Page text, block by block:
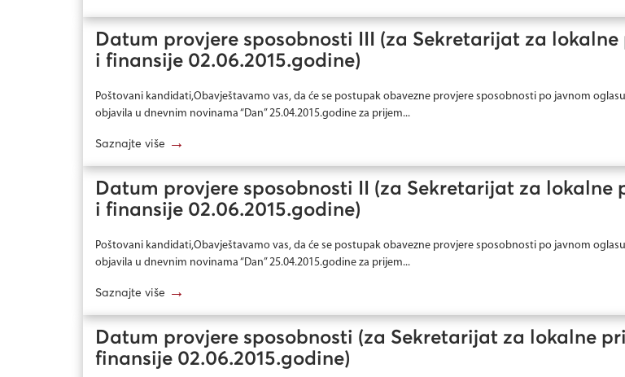
Datum provjere sposobnosti III (za Sekretarijat za
i finansije 02.06.2015.godine)
Poštovani kandidati,Obavještavamo vas, da će se postupak obavezne provjere sposobnosti po javnom
objavila u dnevnim novinama “Dan” 25.04.2015.godine za prijem...
Saznajte više →
Datum provjere sposobnosti II (za Sekretarijat za lokalne
i finansije 02.06.2015.godine)
Poštovani kandidati,Obavještavamo vas, da će se postupak obavezne provjere sposobnosti po javnom
objavila u dnevnim novinama “Dan” 25.04.2015.godine za prijem...
Saznajte više →
Datum provjere sposobnosti (za Sekretarijat za lokalne
finansije 02.06.2015.godine)